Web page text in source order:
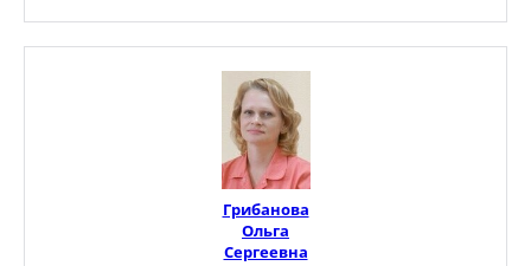
Грибанова
Ольга
Сергеевна